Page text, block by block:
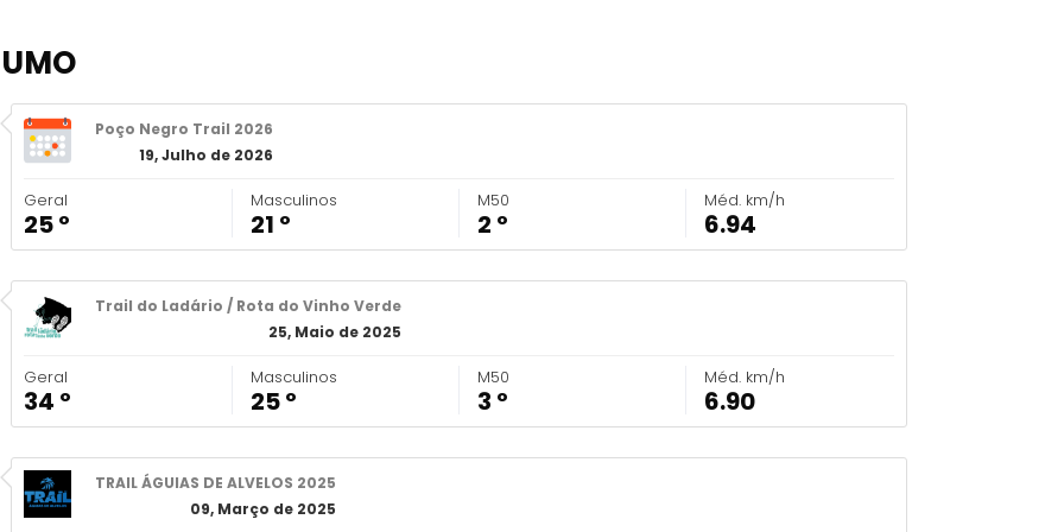
Poço Negro Trail 2026
19, Julho de 2026
Geral
25 º
Masculinos
21 º
M50
2 º
Méd. km/h
6.94
Trail do Ladário / Rota do Vinho Verde
25, Maio de 2025
Geral
34 º
Masculinos
25 º
M50
3 º
Méd. km/h
6.90
TRAIL ÁGUIAS DE ALVELOS 2025
09, Março de 2025